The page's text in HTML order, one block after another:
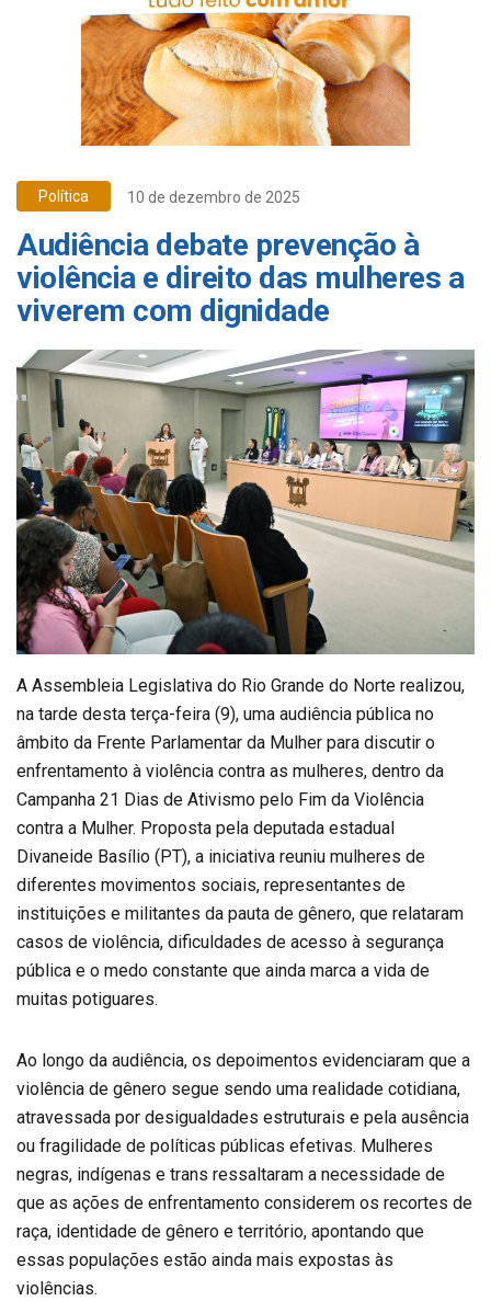
Política 10 de dezembro de 2025
Audiência debate prevenção à
violência e direito das mulheres a
viverem com dignidade
A Assembleia Legislativa do Rio Grande do Norte realizou,
na tarde desta terça-feira (9), uma audiência pública no
âmbito da Frente Parlamentar da Mulher para discutir o
enfrentamento à violência contra as mulheres, dentro da
Campanha 21 Dias de Ativismo pelo Fim da Violência
contra a Mulher. Proposta pela deputada estadual
Divaneide Basílio (PT), a iniciativa reuniu mulheres de
diferentes movimentos sociais, representantes de
instituições e militantes da pauta de gênero, que relataram
casos de violência, dificuldades de acesso à segurança
pública e o medo constante que ainda marca a vida de
muitas potiguares.
Ao longo da audiência, os depoimentos evidenciaram que a
violência de gênero segue sendo uma realidade cotidiana,
atravessada por desigualdades estruturais e pela ausência
ou fragilidade de políticas públicas efetivas. Mulheres
negras, indígenas e trans ressaltaram a necessidade de
que as ações de enfrentamento considerem os recortes de
raça, identidade de gênero e território, apontando que
essas populações estão ainda mais expostas às
violências.